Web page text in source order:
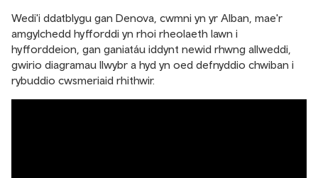
Wedi'i ddatblygu gan Denova, cwmni yn yr Alban, mae'r
amgylchedd hyfforddi yn rhoi rheolaeth lawn i
hyfforddeion, gan ganiatáu iddynt newid rhwng allweddi,
gwirio diagramau llwybr a hyd yn oed defnyddio chwiban i
rybuddio cwsmeriaid rhithwir.